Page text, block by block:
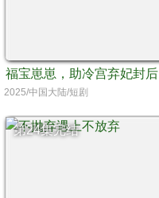
福宝崽崽，助冷宫弃妃封后
2025/中国大陆/短剧
第24集完结